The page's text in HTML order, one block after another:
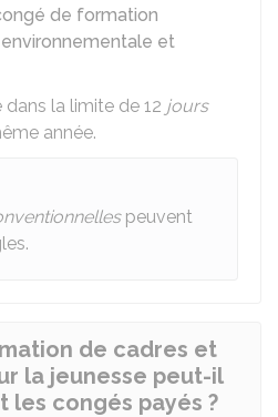
de formation
et
la limite de 12 jours
année.
peuvent
de cadres et
la jeunesse peut-il
les congés payés ?